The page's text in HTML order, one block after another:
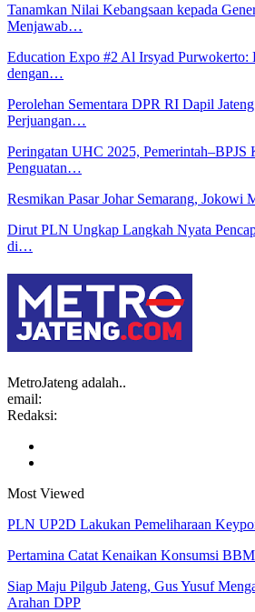
Tanamkan Nilai Kebangsaan kepada
Menjawab…
Education Expo #2 Al Irsyad Purwokerto:
dengan…
Perolehan Sementara DPR RI Dapil
Perjuangan…
Peringatan UHC 2025, Pemerintah–BPJS
Penguatan…
Resmikan Pasar Johar Semarang, Jokowi
Dirut PLN Ungkap Langkah Nyata
di…
MetroJateng adalah..
email:
Redaksi:
Most Viewed
PLN UP2D Lakukan Pemeliharaan
Pertamina Catat Kenaikan Konsumsi
Siap Maju Pilgub Jateng, Gus Yusuf
Arahan DPP